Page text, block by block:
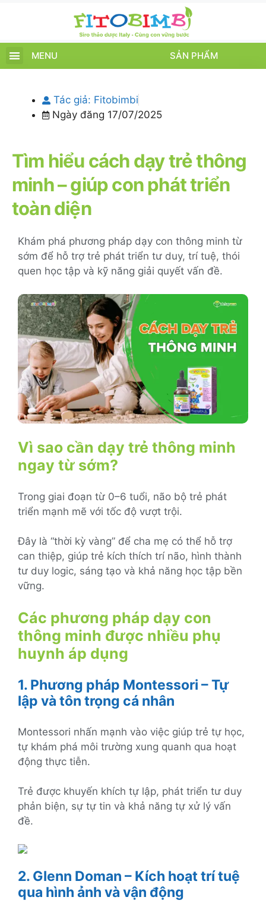
MENU SẢN PHẨM
Tác giả: Fitobimbi
Ngày đăng 17/07/2025
Tìm hiểu cách dạy trẻ thông
minh – giúp con phát triển
toàn diện
Khám phá phương pháp dạy con thông minh từ
sớm để hỗ trợ trẻ phát triển tư duy, trí tuệ, thói
quen học tập và kỹ năng giải quyết vấn đề.
Vì sao cần dạy trẻ thông minh
ngay từ sớm?
Trong giai đoạn từ 0–6 tuổi, não bộ trẻ phát
triển mạnh mẽ với tốc độ vượt trội.
Đây là “thời kỳ vàng” để cha mẹ có thể hỗ trợ
can thiệp, giúp trẻ kích thích trí não, hình thành
tư duy logic, sáng tạo và khả năng học tập bền
vững.
Các phương pháp dạy con
thông minh được nhiều phụ
huynh áp dụng
1. Phương pháp Montessori – Tự
lập và tôn trọng cá nhân
Montessori nhấn mạnh vào việc giúp trẻ tự học,
tự khám phá môi trường xung quanh qua hoạt
động thực tiễn.
Trẻ được khuyến khích tự lập, phát triển tư duy
phản biện, sự tự tin và khả năng tự xử lý vấn
đề.
2. Glenn Doman – Kích hoạt trí tuệ
qua hình ảnh và vận động